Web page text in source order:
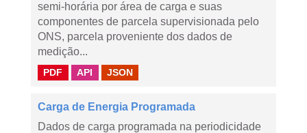
semi-horária por área de carga e suas
componentes de parcela supervisionada pelo
ONS, parcela proveniente dos dados de
medição...
PDF API JSON
Carga de Energia Programada
Dados de carga programada na periodicidade